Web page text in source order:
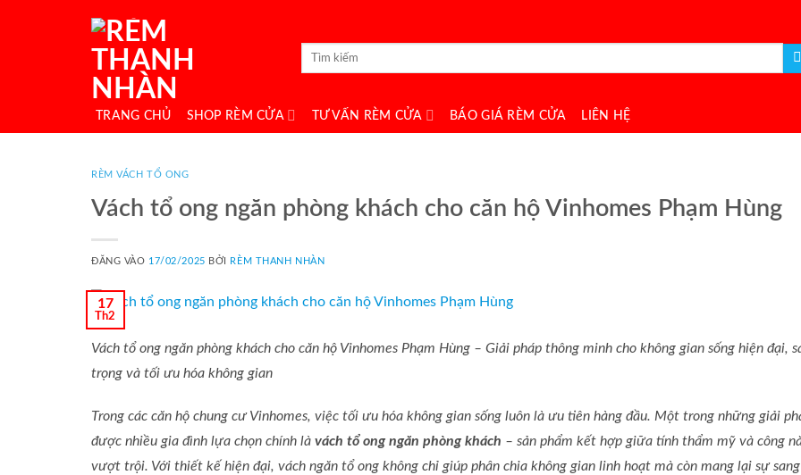
Tìm
kiếm:
TRANG CHỦ SHOP RÈM CỬA TƯ VẤN RÈM CỬA BÁO GIÁ RÈM CỬA LIÊN HỆ
RÈM VÁCH TỔ ONG
Vách tổ ong ngăn phòng khách cho căn hộ Vinhomes Phạm Hùng
ĐĂNG VÀO 17/02/2025 BỞI RÈM THANH NHÀN
17
Th2
Vách tổ ong ngăn phòng khách cho căn hộ Vinhomes Phạm Hùng – Giải pháp thông minh cho không gian sống hiện đại,
trọng và tối ưu hóa không gian
Trong các căn hộ chung cư Vinhomes, việc tối ưu hóa không gian sống luôn là ưu tiên hàng đầu. Một trong những giải
được nhiều gia đình lựa chọn chính là vách tổ ong ngăn phòng khách – sản phẩm kết hợp giữa tính thẩm mỹ và công
vượt trội. Với thiết kế hiện đại, vách ngăn tổ ong không chỉ giúp phân chia không gian linh hoạt mà còn mang lại sự